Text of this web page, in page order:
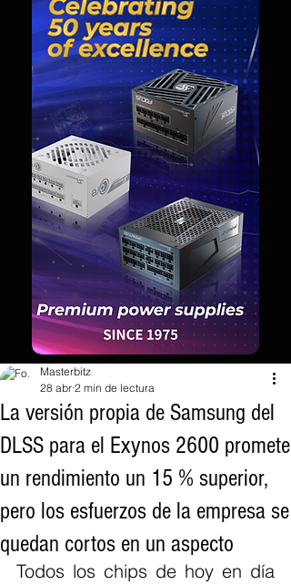
La versión propia de Samsung del
DLSS para el Exynos 2600 promete
un rendimiento un 15 % superior,
pero los esfuerzos de la empresa se
quedan cortos en un aspecto
Masterbitz
28 abr 2 min de lectura
Todos los chips de hoy en día